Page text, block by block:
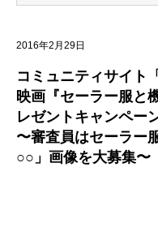
2016年2月29日
コミュニティサイト
映画『セーラー服と
レゼントキャンペー
〜審査員はセーラー
○○」画像を大募集〜